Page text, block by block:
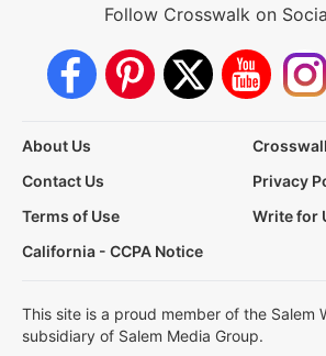
Follow Crosswalk on
About Us
Contact Us
Privacy
Terms of Use
Write for
California - CCPA Notice
This site is a proud member of the Salem
subsidiary of Salem Media Group.